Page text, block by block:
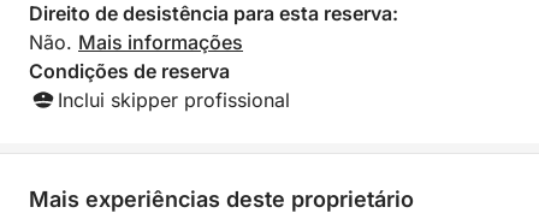
Direito de desistência para esta reserva:
Não. Mais informações
Condições de reserva
Inclui skipper profissional
Mais experiências deste proprietário